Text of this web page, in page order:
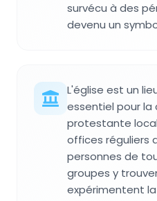
survécu à des
devenu un
L'église est un
essentiel pour
protestante
offices réguliers
personnes de
groupes y
expérimentent